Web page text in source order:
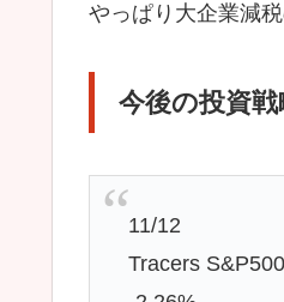
やっぱり大企業減
今後の投資戦
11/12
Tracers